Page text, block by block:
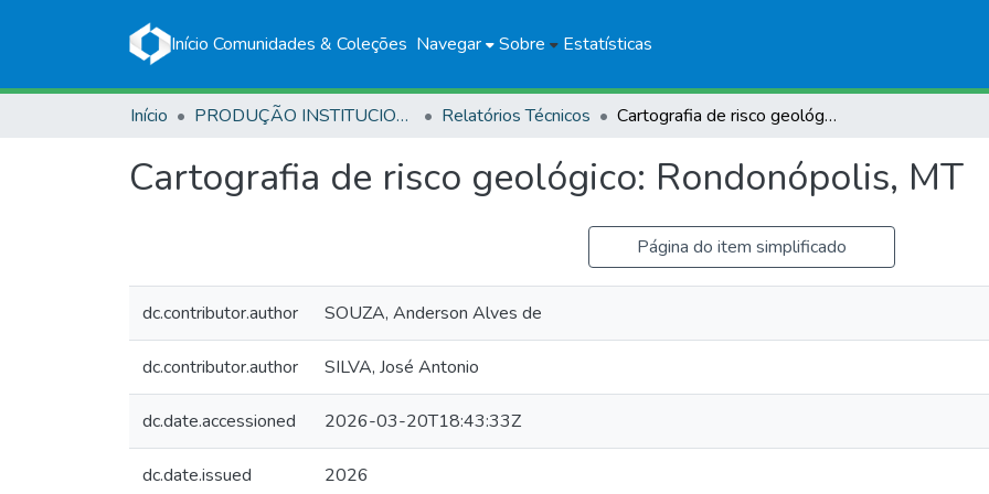
Início Comunidades & Coleções Navegar Sobre Estatísticas
Início PRODUÇÃO INSTITUCIONAL Relatórios Técnicos Cartografia de risco geológico: Rondonópolis, MT
Cartografia de risco geológico: Rondonópolis, MT
Página do item simplificado
dc.contributor.author SOUZA, Anderson Alves de
dc.contributor.author SILVA, José Antonio
dc.date.accessioned 2026-03-20T18:43:33Z
dc.date.issued 2026